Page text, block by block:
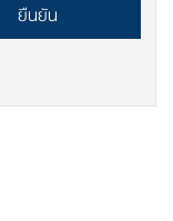
ยืนยัน